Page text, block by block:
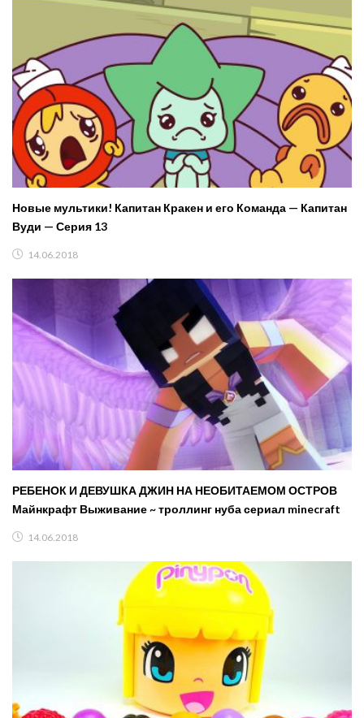
Новые мультики! Капитан Кракен и его Команда — Капитан
Вуди — Серия 13
14.06.2018
РЕБЕНОК И ДЕВУШКА ДЖИН НА НЕОБИТАЕМОМ ОСТРОВ
Майнкрафт Выживание ~ троллинг нуба сериал minecraft
14.06.2018